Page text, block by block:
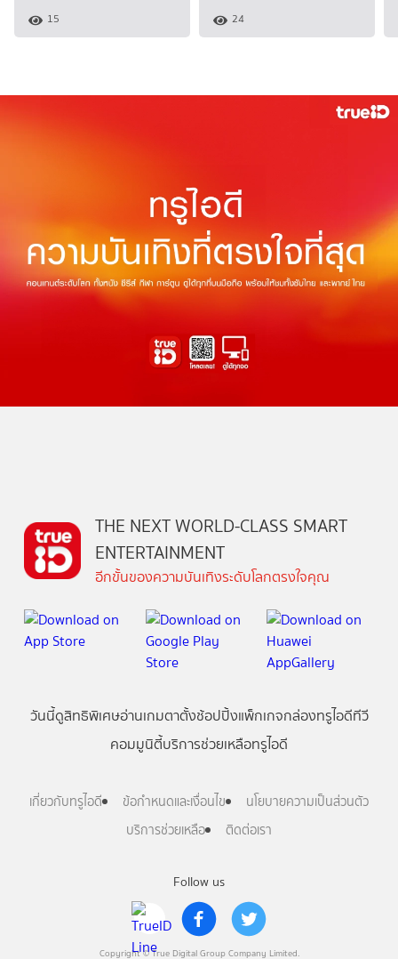
15 24
Follow us
Copyright © True Digital Group Company Limited.
THE NEXT WORLD-CLASS SMART
ENTERTAINMENT
อีกขั้นของความบันเทิงระดับโลกตรงใจคุณ
วันนี้ดูสิทธิพิเศษอ่านเกมตาตั้งช้อปปิ้งแพ็กเกจกล่องทรูไอดีทีวี
คอมมูนิตี้บริการช่วยเหลือทรูไอดี
เกี่ยวกับทรูไอดี ข้อกำหนดและเงื่อนไข
นโยบายความเป็นส่วนตัว
บริการช่วยเหลือ
ติดต่อเรา